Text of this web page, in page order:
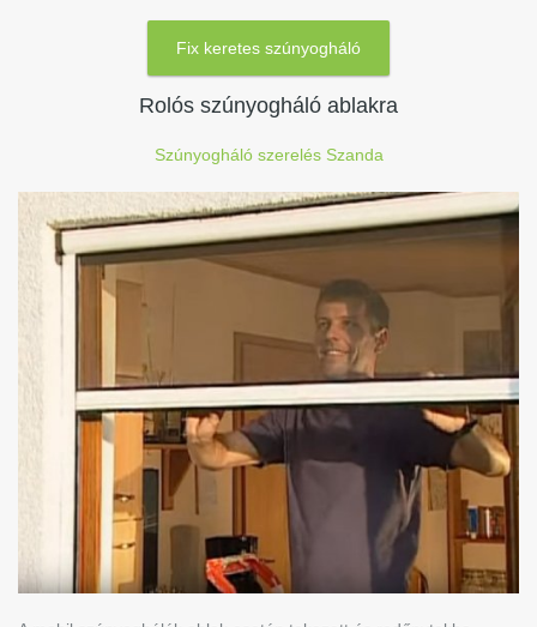
Fix keretes szúnyogháló
Rolós szúnyogháló ablakra
Szúnyogháló szerelés Szanda